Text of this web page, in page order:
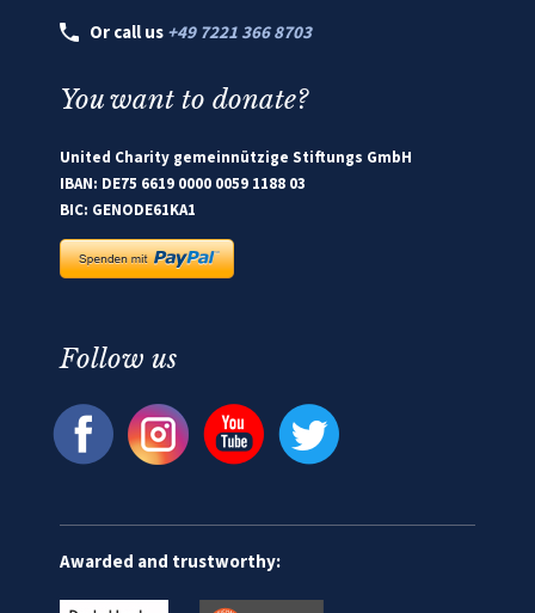
Or call us +49 7221 366 8703
You want to donate?
United Charity gemeinnützige Stiftungs GmbH
IBAN: DE75 6619 0000 0059 1188 03
BIC: GENODE61KA1
Follow us
Awarded and trustworthy: